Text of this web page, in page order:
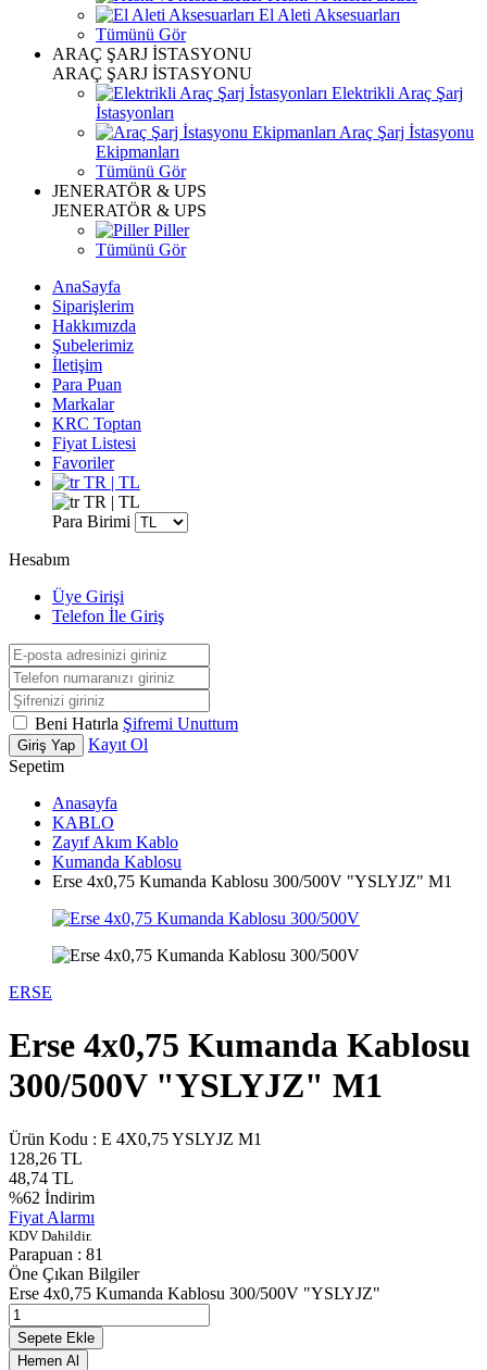
El Aleti Aksesuarları
Tümünü Gör
ARAÇ ŞARJ İSTASYONU
ARAÇ ŞARJ İSTASYONU
Elektrikli Araç Şarj
İstasyonları
Araç Şarj İstasyonu
Ekipmanları
Tümünü Gör
JENERATÖR & UPS
JENERATÖR & UPS
Piller
Tümünü Gör
AnaSayfa
Siparişlerim
Hakkımızda
Şubelerimiz
İletişim
Para Puan
Markalar
KRC Toptan
Fiyat Listesi
Favoriler
TR | TL
TR | TL
Para Birimi
Hesabım
Üye Girişi
Telefon İle Giriş
Beni Hatırla Şifremi Unuttum
Giriş Yap
Kayıt Ol
Sepetim
Anasayfa
KABLO
Zayıf Akım Kablo
Kumanda Kablosu
Erse 4x0,75 Kumanda Kablosu 300/500V "YSLYJZ" M1
ERSE
Erse 4x0,75 Kumanda Kablosu
300/500V "YSLYJZ" M1
Ürün Kodu : E 4X0,75 YSLYJZ M1
128,26 TL
48,74 TL
%62 İndirim
Fiyat Alarmı
KDV Dahildir.
Parapuan : 81
Öne Çıkan Bilgiler
Erse 4x0,75 Kumanda Kablosu 300/500V "YSLYJZ"
Sepete Ekle
Hemen Al